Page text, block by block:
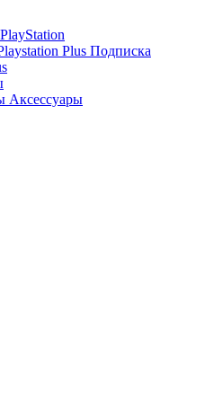
PlayStation
Подписка
Аксессуары